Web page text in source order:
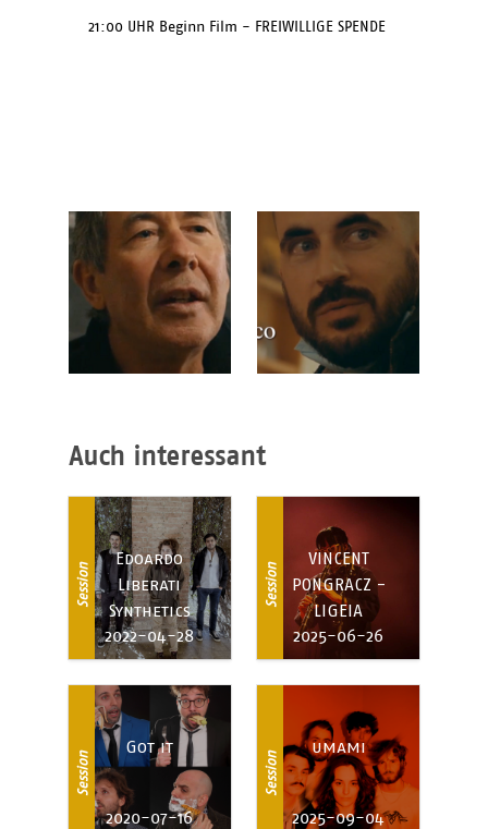
21:00 UHR Beginn Film - FREIWILLIGE SPENDE
Auch interessant
Session
Edoardo
Liberati
Synthetics
2022-04-28
Session
VINCENT
PONGRACZ -
LIGEIA
2025-06-26
Session
Got it
2020-07-16
Session
umami
2025-09-04